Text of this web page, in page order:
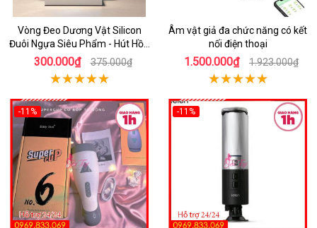
Vòng Đeo Dương Vật Silicon
Đuôi Ngựa Siêu Phẩm - Hút Hồn
Đối Tác
300.000₫ 375.000₫
Âm vật giả đa chức năng có kết
nối điện thoại
1.500.000₫ 1.923.000₫
-11% -11%